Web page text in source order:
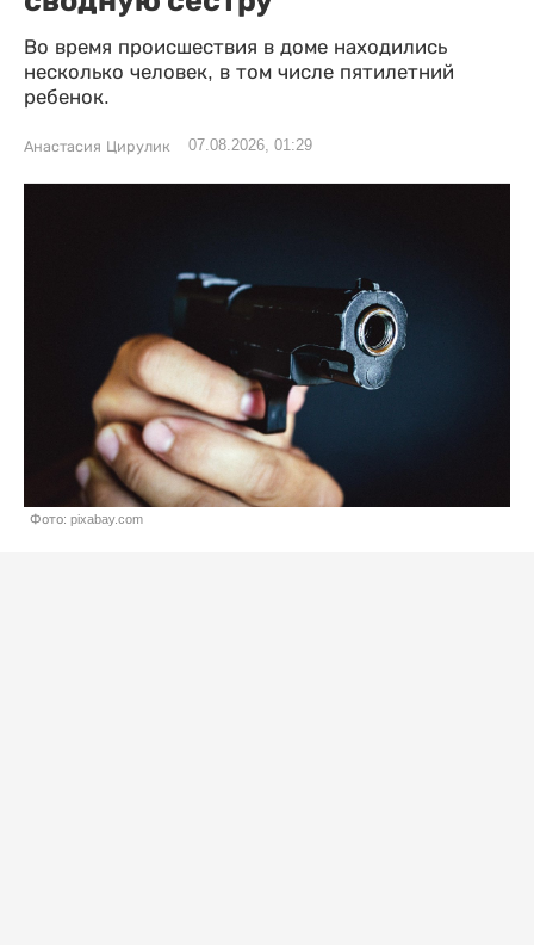
Во время происшествия в доме находились
несколько человек, в том числе пятилетний
ребенок.
Анастасия Цирулик 07.08.2026, 01:29
Фото: pixabay.com